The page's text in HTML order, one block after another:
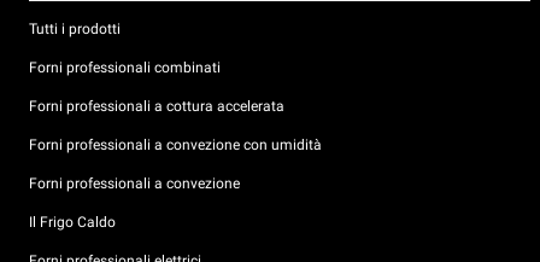
Tutti i prodotti
Forni professionali combinati
Forni professionali a cottura accelerata
Forni professionali a convezione con umidità
Forni professionali a convezione
Il Frigo Caldo